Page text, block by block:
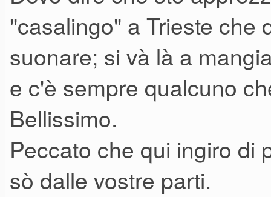
"casalingo" a Trieste che
suonare; si và là a
e c'è sempre qualcuno
Bellissimo.
Peccato che qui ingiro di
sò dalle vostre parti.